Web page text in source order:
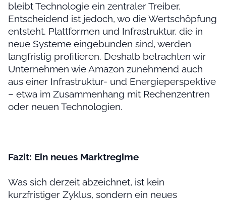
bleibt Technologie ein zentraler Treiber.
Entscheidend ist jedoch, wo die Wertschöpfung
entsteht. Plattformen und Infrastruktur, die in
neue Systeme eingebunden sind, werden
langfristig profitieren. Deshalb betrachten wir
Unternehmen wie Amazon zunehmend auch
aus einer Infrastruktur- und Energieperspektive
– etwa im Zusammenhang mit Rechenzentren
oder neuen Technologien.
Fazit: Ein neues Marktregime
Was sich derzeit abzeichnet, ist kein
kurzfristiger Zyklus, sondern ein neues